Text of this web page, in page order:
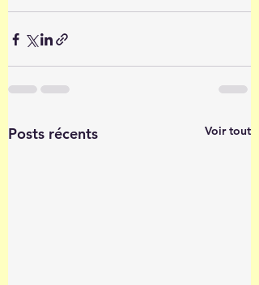
Posts récents Voir tout